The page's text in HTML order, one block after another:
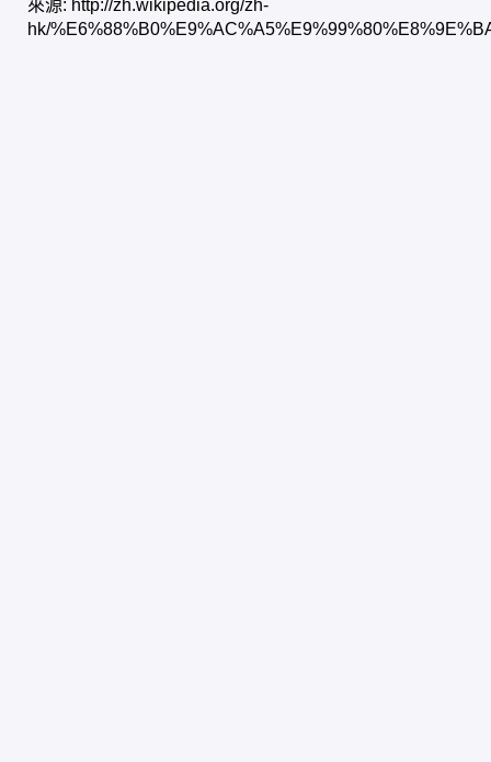
來源: http://zh.wikipedia.org/zh-
hk/